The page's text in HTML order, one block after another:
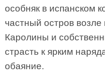
особняк в испанском
частный остров
Каролины и
страсть к ярким
обаяние.